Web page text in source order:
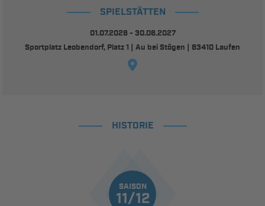
SPIELSTÄTTEN
01.07.2026 - 30.06.2027
Sportplatz Leobendorf, Platz 1 | Au bei Stögen | 83410 Laufen
HISTORIE
SAISON
11/12